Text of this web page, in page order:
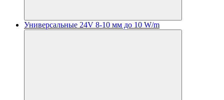
Универсальные 24V 8-10 мм до 10 W/m